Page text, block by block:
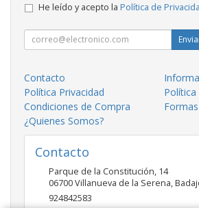
He leído y acepto la Política de
Contacto
Política Privacidad
Política
Condiciones de Compra
¿Quienes Somos?
Contacto
Parque de la Constitución, 14
06700Villanueva de la Serena,
924842583